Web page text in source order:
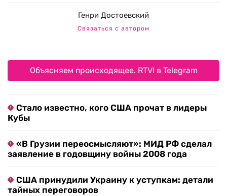
Генри Достоевский
Связаться с автором
Объясняем происходящее. RTVI в Telegram
Стало известно, кого США прочат в лидеры
Кубы
«В Грузии переосмысляют»: МИД РФ сделал
заявление в годовщину войны 2008 года
США принудили Украину к уступкам: детали
тайных переговоров